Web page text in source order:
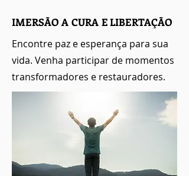
IMERSÃO A CURA E LIBERTAÇÃO
Encontre paz e esperança para sua
vida. Venha participar de momentos
transformadores e restauradores.